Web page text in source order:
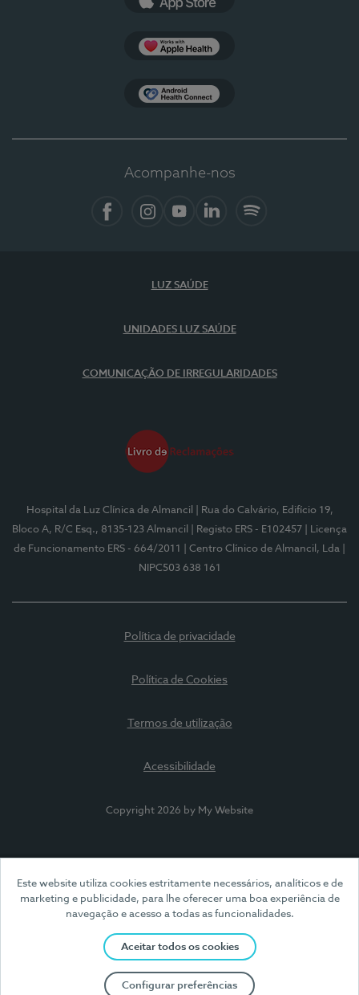
Este website utiliza cookies estritamente necessários, analíticos e de
marketing e publicidade, para lhe oferecer uma boa experiência de
navegação e acesso a todas as funcionalidades.
Aceitar todos os cookies
Configurar preferências
Acompanhe-nos
LUZ SAÚDE
UNIDADES LUZ SAÚDE
COMUNICAÇÃO DE IRREGULARIDADES
Hospital da Luz Clínica de Almancil
| Rua do Calvário, Edifício 19,
Bloco A, R/C Esq., 8135-123 Almancil
| Registo ERS - E102457
| Licença
de Funcionamento ERS - 664/2011
| Centro Clínico de Almancil, Lda
NIPC503 638 161
Política de privacidade
Política de Cookies
Termos de utilização
Acessibilidade
Copyright 2026 by My Website